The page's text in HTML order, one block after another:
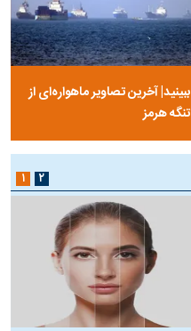
ببینید| آخرین تصاویر ماهواره‌ای از
تنگه‌ هرمز
۱ ۲